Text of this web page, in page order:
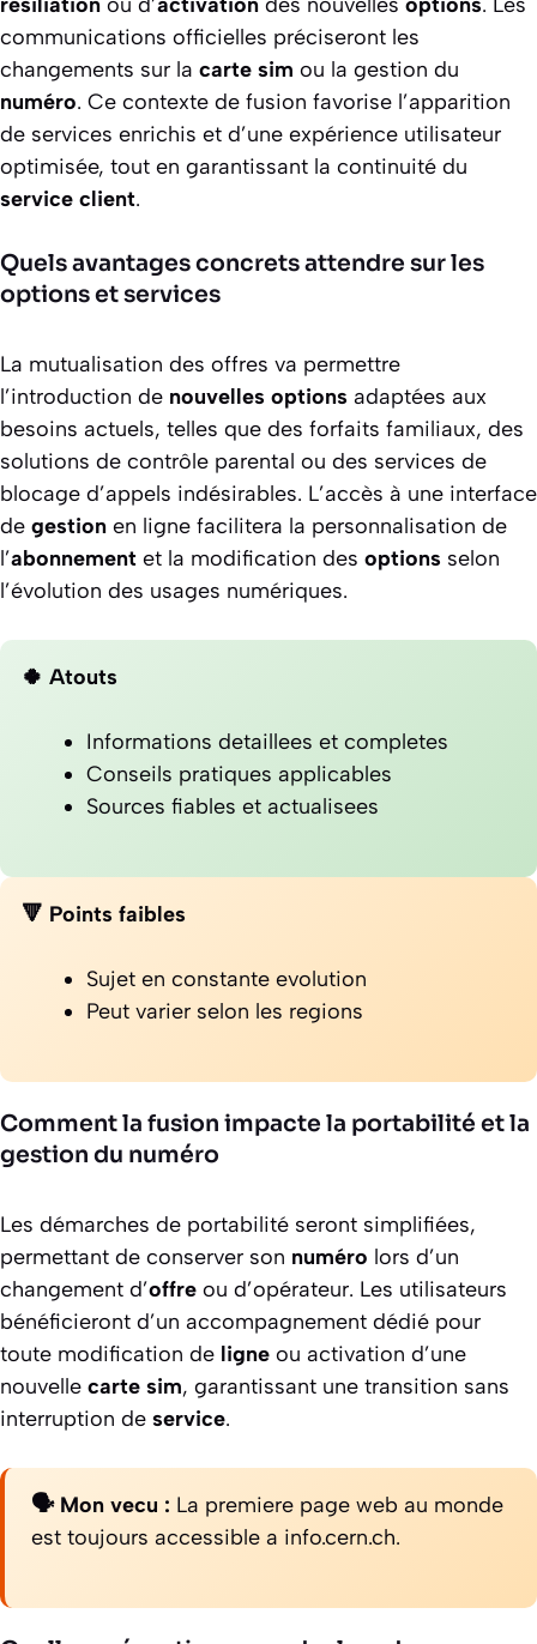
communications officielles préciseront les
changements sur la carte sim ou la gestion du
numéro. Ce contexte de fusion favorise l’apparition
de services enrichis et d’une expérience utilisateur
optimisée, tout en garantissant la continuité du
service client.
Quels avantages concrets attendre sur les
options et services
La mutualisation des offres va permettre
l’introduction de nouvelles options adaptées aux
besoins actuels, telles que des forfaits familiaux, des
solutions de contrôle parental ou des services de
blocage d’appels indésirables. L’accès à une interface
de gestion en ligne facilitera la personnalisation de
l’abonnement et la modification des options selon
l’évolution des usages numériques.
🍀 Atouts
Informations detaillees et completes
Conseils pratiques applicables
Sources fiables et actualisees
🔻 Points faibles
Sujet en constante evolution
Peut varier selon les regions
Comment la fusion impacte la portabilité et la
gestion du numéro
Les démarches de portabilité seront simplifiées,
permettant de conserver son numéro lors d’un
changement d’offre ou d’opérateur. Les utilisateurs
bénéficieront d’un accompagnement dédié pour
toute modification de ligne ou activation d’une
nouvelle carte sim, garantissant une transition sans
interruption de service.
🗣️ Mon vecu : La premiere page web au monde
est toujours accessible a info.cern.ch.